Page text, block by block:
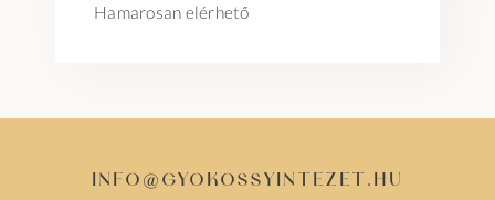
Hamarosan elérhető
info@gyokossyintezet.hu